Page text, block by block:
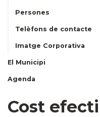
Persones
Telèfons de contacte
Imatge Corporativa
El Municipi
Agenda
Cost